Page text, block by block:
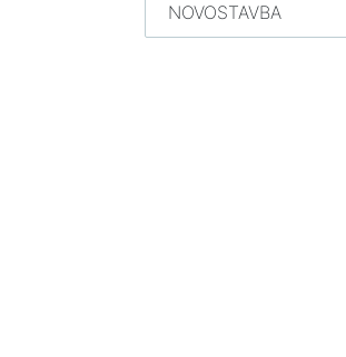
NOVOSTAVBA